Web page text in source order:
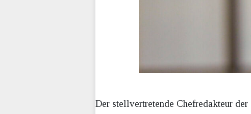
Der stellvertretende Chefredakteur der